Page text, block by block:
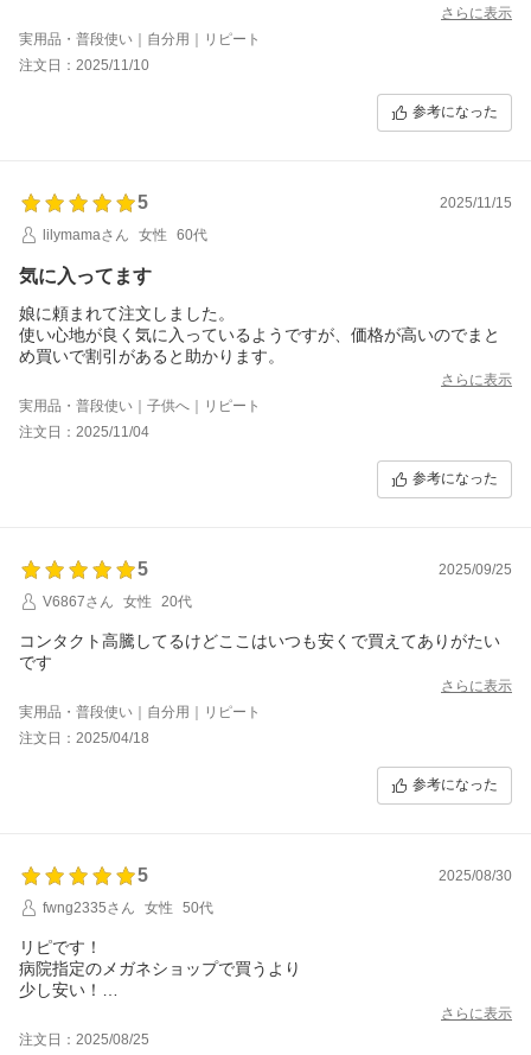
さらに表示
実用品・普段使い｜自分用｜リピート
注文日：2025/11/10
参考になった
5
2025/11/15
lilymamaさん
女性 60代
気に入ってます
娘に頼まれて注文しました。
使い心地が良く気に入っているようですが、価格が高いのでまと
め買いで割引があると助かります。
さらに表示
実用品・普段使い｜子供へ｜リピート
注文日：2025/11/04
参考になった
5
2025/09/25
V6867さん
女性 20代
コンタクト高騰してるけどここはいつも安くで買えてありがたい
です
さらに表示
実用品・普段使い｜自分用｜リピート
注文日：2025/04/18
参考になった
5
2025/08/30
fwng2335さん
女性 50代
リピです！
病院指定のメガネショップで買うより
少し安い！
さらに表示
注文日：2025/08/25